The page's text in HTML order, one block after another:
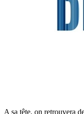
A sa tête, on retrouvera